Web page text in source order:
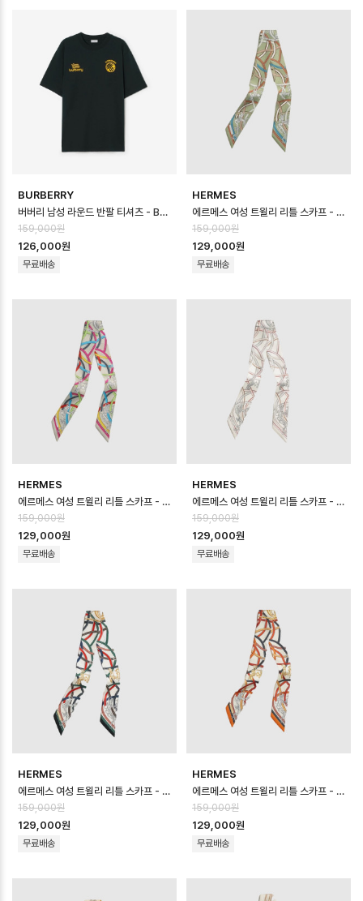
BURBERRY
버버리 남성 라운드 반팔 티셔츠 - Burberry Mens Round Tshirt - b…
159,000원
126,000원
무료배송
HERMES
에르메스 여성 트윌리 리틀 스카프 - Hermes Womens Twilly Little S…
159,000원
129,000원
무료배송
HERMES
에르메스 여성 트윌리 리틀 스카프 - Hermes Womens Twilly Little S…
159,000원
129,000원
무료배송
HERMES
에르메스 여성 트윌리 리틀 스카프 - Hermes Womens Twilly Little S…
159,000원
129,000원
무료배송
HERMES
에르메스 여성 트윌리 리틀 스카프 - Hermes Womens Twilly Little S…
159,000원
129,000원
무료배송
HERMES
에르메스 여성 트윌리 리틀 스카프 - Hermes Womens Twilly Little S…
159,000원
129,000원
무료배송